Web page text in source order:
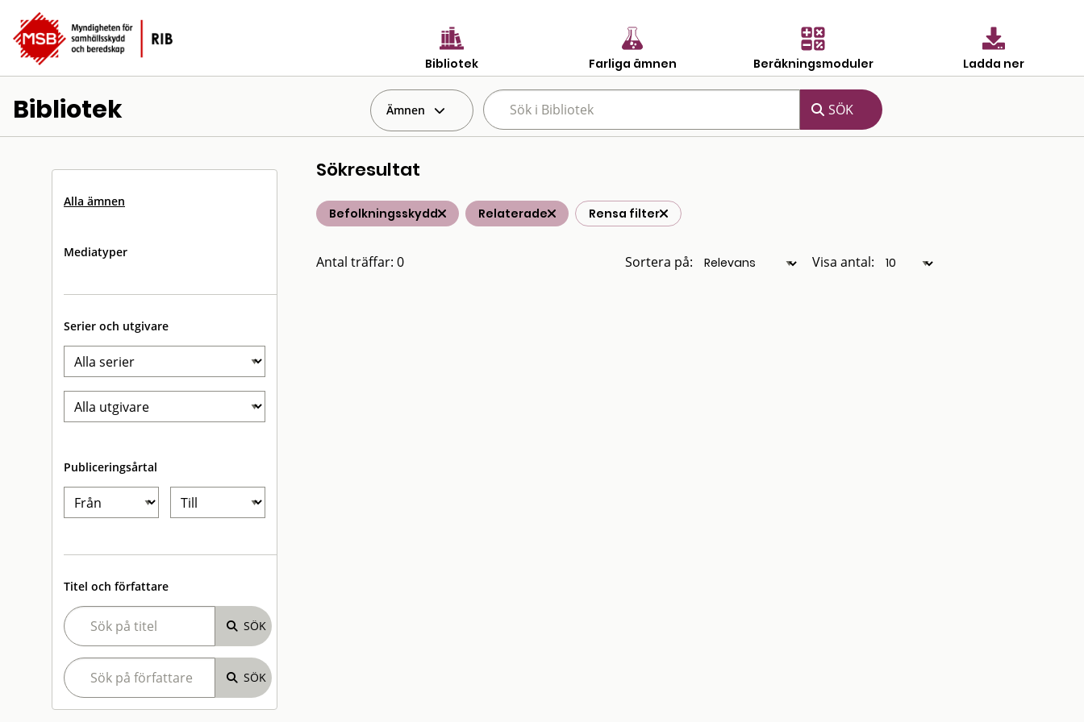
Bibliotek Farliga ämnen Beräkningsmoduler Ladda ner
Bibliotek Ämnen
Alla ämnen
Mediatyper
Serier och utgivare
Publiceringsårtal
Titel och författare
Sökresultat
Befolkningsskydd Relaterade Rensa filter
Antal träffar: 0 Sortera på: Visa antal: